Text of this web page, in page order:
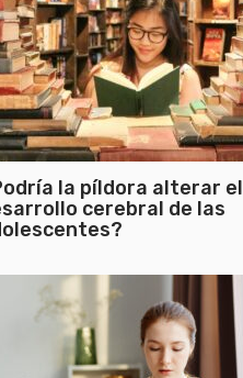
la píldora alterar el
cerebral de las